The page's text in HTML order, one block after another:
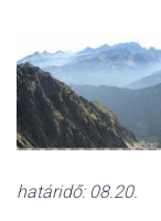
határidő: 08.20.